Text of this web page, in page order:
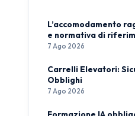
L’accomodamento
e normativa di
7 Ago 2026
Carrelli Elevatori:
Obblighi
7 Ago 2026